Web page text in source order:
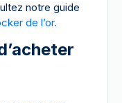
notre guide
de l’or.